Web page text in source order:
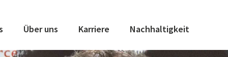
Über uns Karriere Nachhaltigkeit